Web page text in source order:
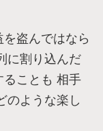
盗んではなら
に割り込んだ
ることも 相手
のような楽し